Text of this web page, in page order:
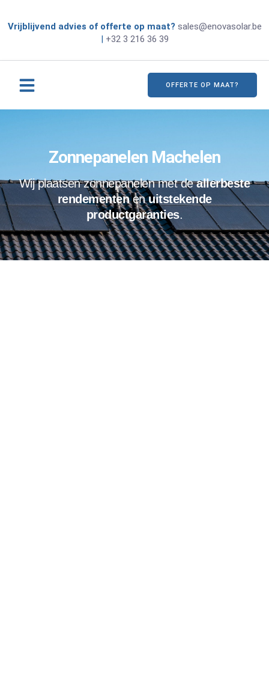
Vrijblijvend advies of offerte op maat? sales@enovasolar.be
| +32 3 216 36 39
OFFERTE OP MAAT?
Zonnepanelen Machelen
Wij plaatsen zonnepanelen met deallerbeste
rendementenenuitstekende
productgaranties.